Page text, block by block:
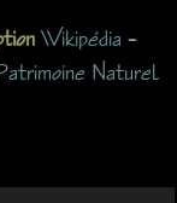
Wikipédia –
Naturel